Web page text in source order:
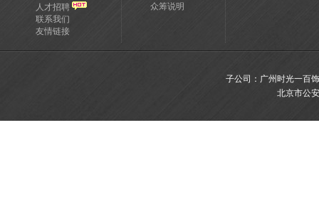
人才招聘
联系我们
友情链接
众筹说明
子公司：广州时光一百
北京市公